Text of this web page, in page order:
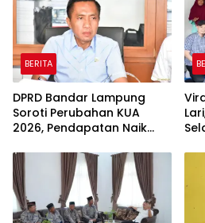
BERITA
DPRD Bandar Lampung
Soroti Perubahan KUA
2026, Pendapatan Naik
Dipangkas